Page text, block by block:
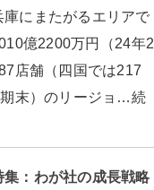
庫にまたがるエリアで
億2200万円（24年2
店舗（四国では217
末）のリージョ…続
：わが社の成長戦略